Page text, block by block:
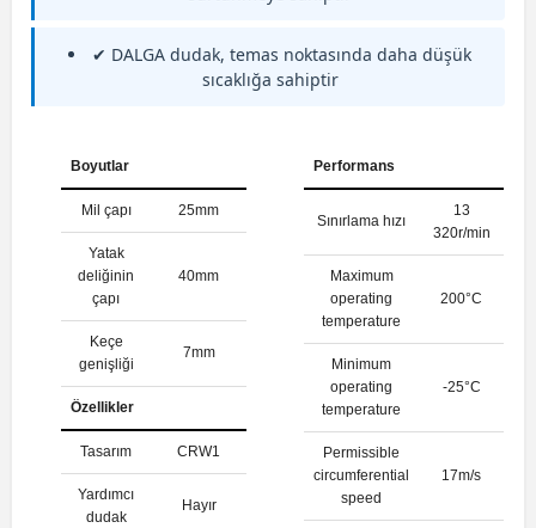
✔ DALGA dudak, temas noktasında daha düşük
sıcaklığa sahiptir
Boyutlar
Mil çapı 25mm
Yatak
deliğinin
çapı
40mm
Keçe
genişliği
7mm
Özellikler
Tasarım CRW1
Yardımcı
dudak
Hayır
Performans
Sınırlama hızı
13
320r/min
Maximum
operating
temperature
200°C
Minimum
operating
temperature
-25°C
Permissible
circumferential
speed
17m/s